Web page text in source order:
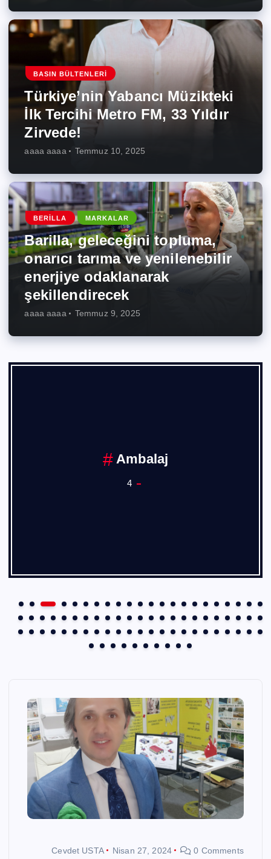
BASIN BÜLTENLERI
Türkiye’nin Yabancı Müzikteki
İlk Tercihi Metro FM, 33 Yıldır
Zirvede!
aaaa aaaa Temmuz 10, 2025
BERILLA MARKALAR
Barilla, geleceğini topluma,
onarıcı tarıma ve yenilenebilir
enerjiye odaklanarak
şekillendirecek
aaaa aaaa Temmuz 9, 2025
Cevdet USTA Nisan 27, 2024 0 Comments